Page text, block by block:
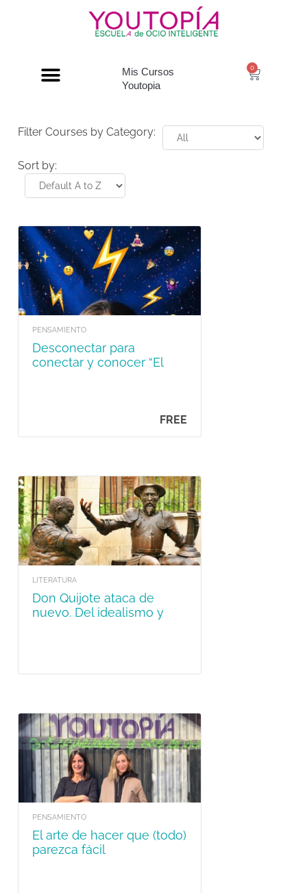
Mis Cursos
Youtopia
0
Filter Courses by Category:
Sort by:
PENSAMIENTO
Desconectar para
conectar y conocer “El
FREE
LITERATURA
Don Quijote ataca de
nuevo. Del idealismo y
PENSAMIENTO
El arte de hacer que (todo)
parezca fácil